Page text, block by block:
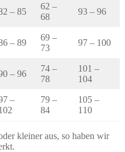
– 85
62 –
68
93 – 96
– 89
69 –
73
97 – 100
– 96
74 –
78
101 –
104
–
79 –
84
105 –
110
kleiner aus, so haben wir